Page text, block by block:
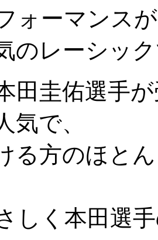
ォーマンス
のレーシッ
田圭佑選手
気で、
る方のほと
しく本田選